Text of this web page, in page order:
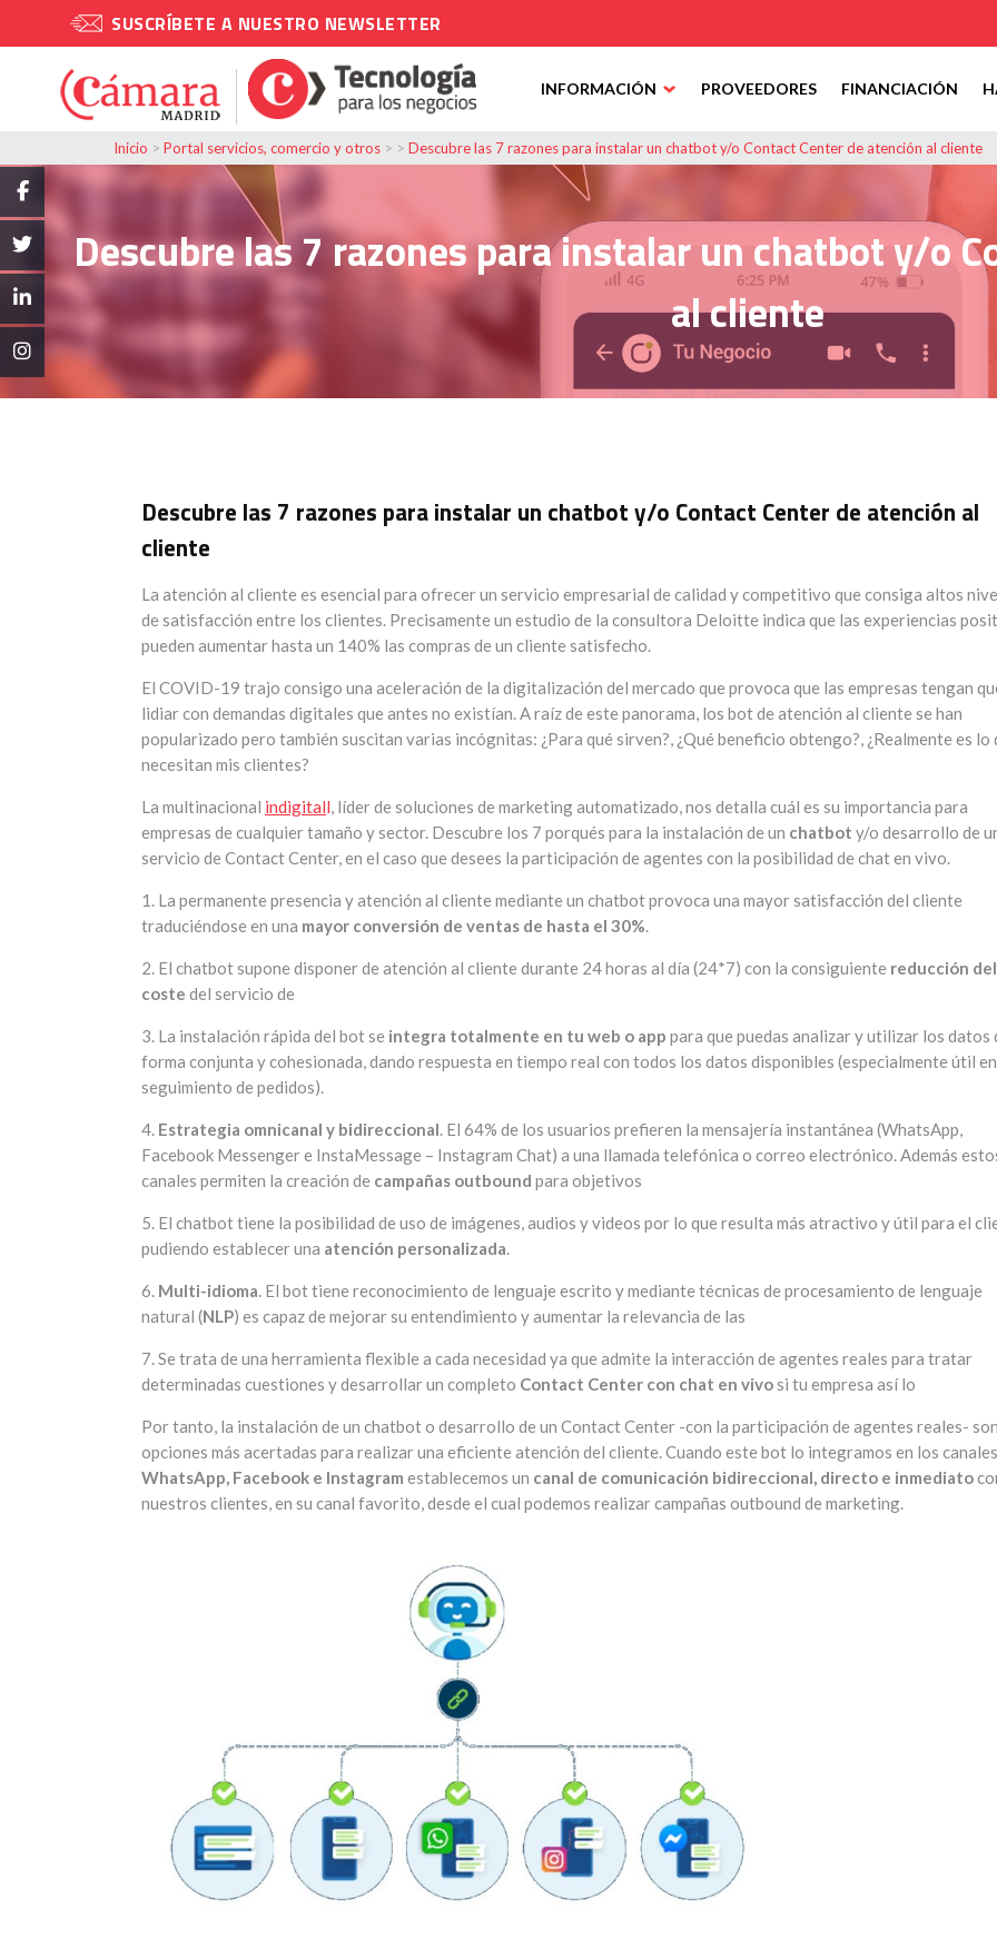
SUSCRÍBETE A NUESTRO NEWSLETTER
INFORMACIÓN PROVEEDORES FINANCIACIÓN
Inicio > Portal servicios, comercio y otros > > Descubre las 7 razones para instalar un chatbot y/o Contact Center de atención al cliente
Descubre las 7 razones para instalar un chatbot y/o
al cliente
Descubre las 7 razones para instalar un chatbot y/o Contact Center de atención al
cliente
La atención al cliente es esencial para ofrecer un servicio empresarial de calidad y competitivo que consiga altos
de satisfacción entre los clientes. Precisamente un estudio de la consultora Deloitte indica que las experiencias
pueden aumentar hasta un 140% las compras de un cliente satisfecho.
El COVID-19 trajo consigo una aceleración de la digitalización del mercado que provoca que las empresas tengan
lidiar con demandas digitales que antes no existían. A raíz de este panorama, los bot de atención al cliente se han
popularizado pero también suscitan varias incógnitas: ¿Para qué sirven?, ¿Qué beneficio obtengo?, ¿Realmente es lo
necesitan mis clientes?
La multinacional indigitall, líder de soluciones de marketing automatizado, nos detalla cuál es su importancia para
empresas de cualquier tamaño y sector. Descubre los 7 porqués para la instalación de un chatbot y/o desarrollo de
servicio de Contact Center, en el caso que desees la participación de agentes con la posibilidad de chat en vivo.
1. La permanente presencia y atención al cliente mediante un chatbot provoca una mayor satisfacción del cliente
traduciéndose en una mayor conversión de ventas de hasta el 30%.
2. El chatbot supone disponer de atención al cliente durante 24 horas al día (24*7) con la consiguiente reducción del
coste del servicio de
3. La instalación rápida del bot se integra totalmente en tu web o app para que puedas analizar y utilizar los datos
forma conjunta y cohesionada, dando respuesta en tiempo real con todos los datos disponibles (especialmente útil en
seguimiento de pedidos).
4. Estrategia omnicanal y bidireccional. El 64% de los usuarios prefieren la mensajería instantánea (WhatsApp,
Facebook Messenger e InstaMessage – Instagram Chat) a una llamada telefónica o correo electrónico. Además
canales permiten la creación de campañas outbound para objetivos
5. El chatbot tiene la posibilidad de uso de imágenes, audios y videos por lo que resulta más atractivo y útil para el
pudiendo establecer una atención personalizada.
6. Multi-idioma. El bot tiene reconocimiento de lenguaje escrito y mediante técnicas de procesamiento de lenguaje
natural (NLP) es capaz de mejorar su entendimiento y aumentar la relevancia de las
7. Se trata de una herramienta flexible a cada necesidad ya que admite la interacción de agentes reales para tratar
determinadas cuestiones y desarrollar un completo Contact Center con chat en vivosi tu empresa así lo
Por tanto, la instalación de un chatbot o desarrollo de un Contact Center -con la participación de agentes reales-
opciones más acertadas para realizar una eficiente atención del cliente. Cuando este bot lo integramos en los
WhatsApp, Facebook e Instagram establecemos un canal de comunicación bidireccional, directo e inmediato
nuestros clientes, en su canal favorito, desde el cual podemos realizar campañas outbound de marketing.